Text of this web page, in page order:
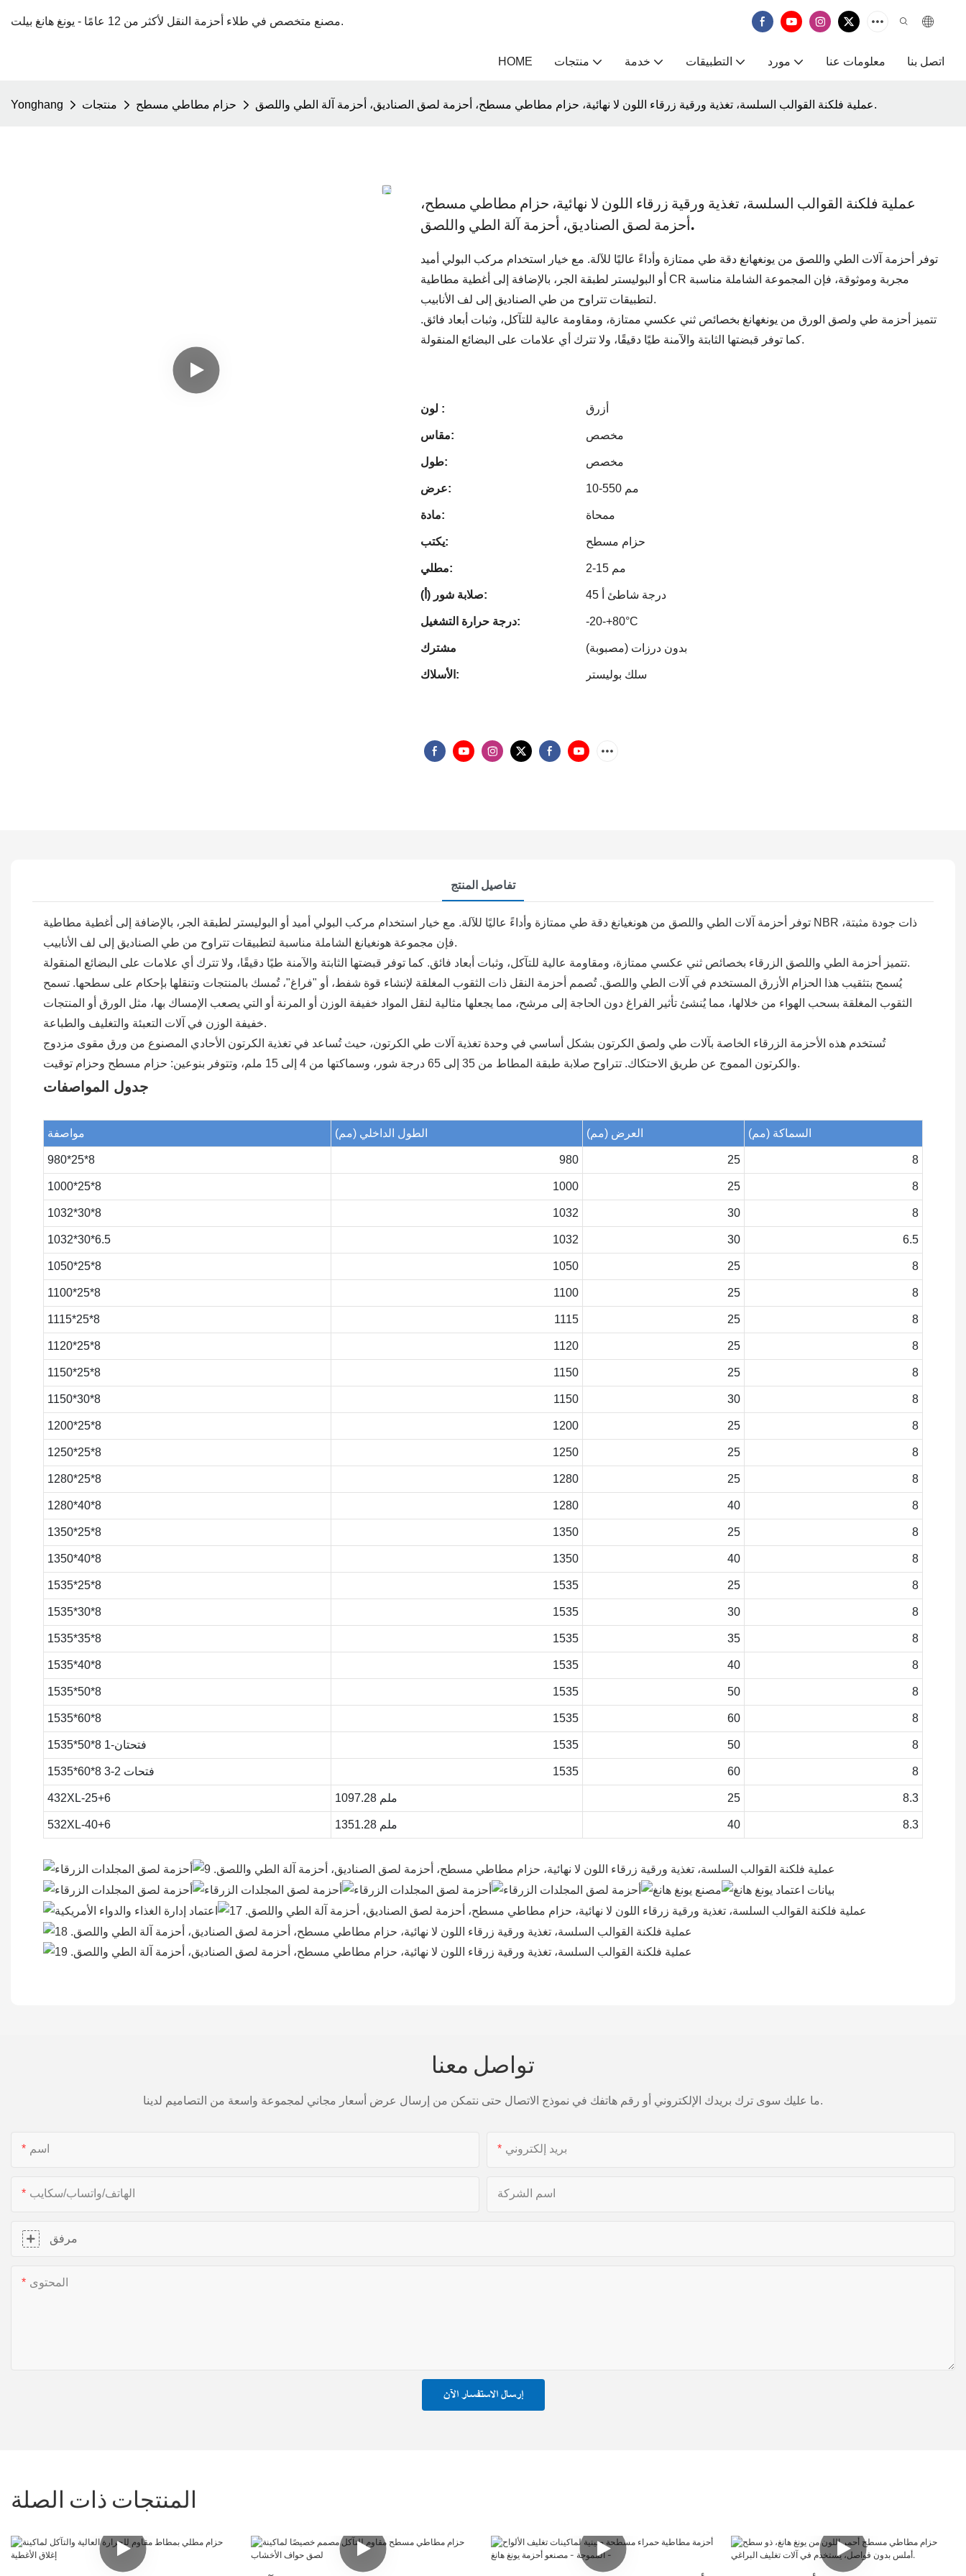
مصنع متخصص في طلاء أحزمة النقل لأكثر من 12 عامًا - يونغ هانغ بيلت.
HOME منتجات خدمة التطبيقات مورد معلومات عنا اتصل بنا
Yonghang منتجات حزام مطاطي مسطح عملية فلكنة القوالب السلسة، تغذية ورقية زرقاء اللون لا نهائية، حزام مطاطي مسطح، أحزمة لصق الصناديق، أحزمة آلة الطي واللصق.
عملية فلكنة القوالب السلسة، تغذية ورقية زرقاء اللون لا نهائية، حزام مطاطي مسطح،
أحزمة لصق الصناديق، أحزمة آلة الطي واللصق.
توفر أحزمة آلات الطي واللصق من يونغهانغ دقة طي ممتازة وأداءً عاليًا للآلة. مع خيار استخدام مركب البولي أميد
أو البوليستر لطبقة الجر، بالإضافة إلى أغطية مطاطية CR مجربة وموثوقة، فإن المجموعة الشاملة مناسبة
لتطبيقات تتراوح من طي الصناديق إلى لف الأنابيب.
تتميز أحزمة طي ولصق الورق من يونغهانغ بخصائص ثني عكسي ممتازة، ومقاومة عالية للتآكل، وثبات أبعاد فائق.
كما توفر قبضتها الثابتة والآمنة طيًا دقيقًا، ولا تترك أي علامات على البضائع المنقولة.
لون : أزرق
مقاس: مخصص
طول: مخصص
عرض: 10-550 مم
مادة: ممحاة
يكتب: حزام مسطح
مطلي: 2-15 مم
صلابة شور (أ): 45 درجة شاطئ أ
درجة حرارة التشغيل: -20-+80°C
مشترك بدون درزات (مصبوبة)
الأسلاك: سلك بوليستر
تفاصيل المنتج
توفر أحزمة آلات الطي واللصق من هونغيانغ دقة طي ممتازة وأداءً عاليًا للآلة. مع خيار استخدام مركب البولي أميد أو البوليستر لطبقة الجر، بالإضافة إلى أغطية مطاطية NBR ذات جودة مثبتة،
فإن مجموعة هونغيانغ الشاملة مناسبة لتطبيقات تتراوح من طي الصناديق إلى لف الأنابيب.
تتميز أحزمة الطي واللصق الزرقاء بخصائص ثني عكسي ممتازة، ومقاومة عالية للتآكل، وثبات أبعاد فائق. كما توفر قبضتها الثابتة والآمنة طيًا دقيقًا، ولا تترك أي علامات على البضائع المنقولة.
يُسمح بتثقيب هذا الحزام الأزرق المستخدم في آلات الطي واللصق. تُصمم أحزمة النقل ذات الثقوب المغلقة لإنشاء قوة شفط، أو "فراغ"، تُمسك بالمنتجات وتنقلها بإحكام على سطحها. تسمح
الثقوب المغلقة بسحب الهواء من خلالها، مما يُنشئ تأثير الفراغ دون الحاجة إلى مرشح، مما يجعلها مثالية لنقل المواد خفيفة الوزن أو المرنة أو التي يصعب الإمساك بها، مثل الورق أو المنتجات
خفيفة الوزن في آلات التعبئة والتغليف والطباعة.
تُستخدم هذه الأحزمة الزرقاء الخاصة بآلات طي ولصق الكرتون بشكل أساسي في وحدة تغذية آلات طي الكرتون، حيث تُساعد في تغذية الكرتون الأحادي المصنوع من ورق مقوى مزدوج
والكرتون المموج عن طريق الاحتكاك. تتراوح صلابة طبقة المطاط من 35 إلى 65 درجة شور، وسماكتها من 4 إلى 15 ملم، وتتوفر بنوعين: حزام مسطح وحزام توقيت.
جدول المواصفات
مواصفة الطول الداخلي (مم) العرض (مم) السماكة (مم)
980*25*8 980 25 8
1000*25*8 1000 25 8
1032*30*8 1032 30 8
1032*30*6.5 1032 30 6.5
1050*25*8 1050 25 8
1100*25*8 1100 25 8
1115*25*8 1115 25 8
1120*25*8 1120 25 8
1150*25*8 1150 25 8
1150*30*8 1150 30 8
1200*25*8 1200 25 8
1250*25*8 1250 25 8
1280*25*8 1280 25 8
1280*40*8 1280 40 8
1350*25*8 1350 25 8
1350*40*8 1350 40 8
1535*25*8 1535 25 8
1535*30*8 1535 30 8
1535*35*8 1535 35 8
1535*40*8 1535 40 8
1535*50*8 1535 50 8
1535*60*8 1535 60 8
1535*50*8 فتحتان-1 1535 50 8
1535*60*8 3-2 فتحات 1535 60 8
432XL-25+6 1097.28 ملم 25 8.3
532XL-40+6 1351.28 ملم 40 8.3
تواصل معنا
ما عليك سوى ترك بريدك الإلكتروني أو رقم هاتفك في نموذج الاتصال حتى نتمكن من إرسال عرض أسعار مجاني لمجموعة واسعة من التصاميم لدينا.
اسم بريد إلكتروني
الهاتف/واتساب/سكايب اسم الشركة
مرفق
المحتوى
إرسال الاستفسار الآن
المنتجات ذات الصلة